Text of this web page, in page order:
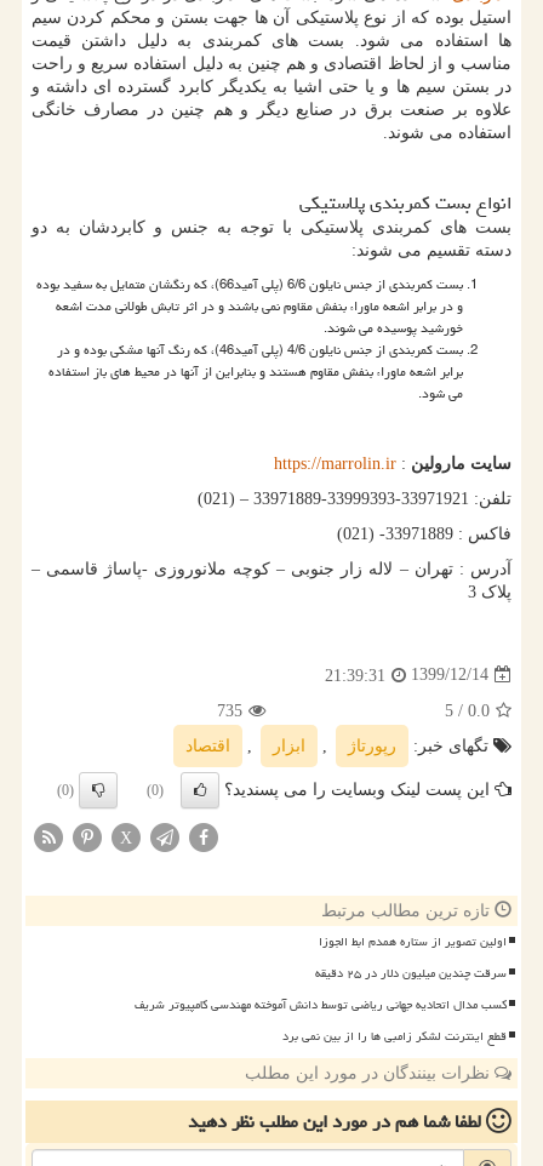
استیل بوده که از نوع پلاستیکی آن ها جهت بستن و محکم کردن سیم
ها استفاده می شود. بست های کمربندی به دلیل داشتن قیمت
مناسب و از لحاظ اقتصادی و هم چنین به دلیل استفاده سریع و راحت
در بستن سیم ها و یا حتی اشیا به یکدیگر کابرد گسترده ای داشته و
علاوه بر صنعت برق در صنایع دیگر و هم چنین در مصارف خانگی
استفاده می شوند.
انواع بست کمربندی پلاستیکی
بست های کمربندی پلاستیکی با توجه به جنس و کابردشان به دو
دسته تقسیم می شوند:
بست کمربندی از جنس نایلون 6/6 (پلی آمید66)، که رنگشان متمایل به سفید بوده
و در برابر اشعه ماوراء بنفش مقاوم نمی باشند و در اثر تابش طولانی مدت اشعه
خورشید پوسیده می شوند.
بست کمربندی از جنس نایلون 4/6 (پلی آمید46)، که رنگ آنها مشکی بوده و در
برابر اشعه ماوراء بنفش مقاوم هستند و بنابراین از آنها در محیط های باز استفاده
می شود.
سایت مارولین :
https://marrolin.ir
تلفن: 33971921-33999393-33971889 – (021)
فاکس : 33971889- (021)
آدرس : تهران – لاله زار جنوبی – کوچه ملانوروزی -پاساژ قاسمی –
پلاک 3
1399/12/14
21:39:31
0.0
/ 5
735
تگهای خبر:
رپورتاژ ابزار اقتصاد
این پست لینک وبسایت را می پسندید؟ (0)
(0)
X
تازه ترین مطالب مرتبط
اولین تصویر از ستاره همدم ابط الجوزا
سرقت چندین میلیون دلار در ۲۵ دقیقه
کسب مدال اتحادیه جهانی ریاضی توسط دانش آموخته مهندسی کامپیوتر شریف
قطع اینترنت لشکر زامبی ها را از بین نمی برد
نظرات بینندگان در مورد این مطلب
لطفا شما همدر مورد این مطلبنظر دهید